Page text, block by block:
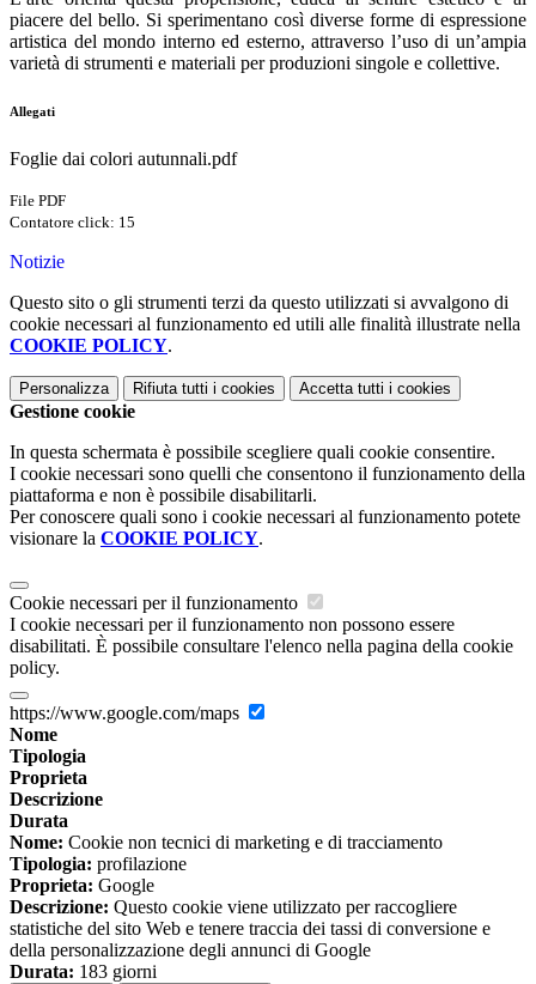
piacere del bello. Si sperimentano così diverse forme di espressione
artistica del mondo interno ed esterno, attraverso l’uso di un’ampia
varietà di strumenti e materiali per produzioni singole e collettive.
Allegati
Foglie dai colori autunnali.pdf
File PDF
Contatore click: 15
Notizie
Questo sito o gli strumenti terzi da questo utilizzati si avvalgono di
cookie necessari al funzionamento ed utili alle finalità illustrate nella
COOKIE POLICY.
Personalizza Rifiuta tutti i cookies Accetta tutti i cookies
Gestione cookie
In questa schermata è possibile scegliere quali cookie consentire.
I cookie necessari sono quelli che consentono il funzionamento della
piattaforma e non è possibile disabilitarli.
Per conoscere quali sono i cookie necessari al funzionamento potete
visionare la COOKIE POLICY.
Cookie necessari per il funzionamento
I cookie necessari per il funzionamento non possono essere
disabilitati. È possibile consultare l'elenco nella pagina della cookie
policy.
https://www.google.com/maps
Nome
Tipologia
Proprieta
Descrizione
Durata
Nome: Cookie non tecnici di marketing e di tracciamento
Tipologia: profilazione
Proprieta: Google
Descrizione: Questo cookie viene utilizzato per raccogliere
statistiche del sito Web e tenere traccia dei tassi di conversione e
della personalizzazione degli annunci di Google
Durata: 183 giorni